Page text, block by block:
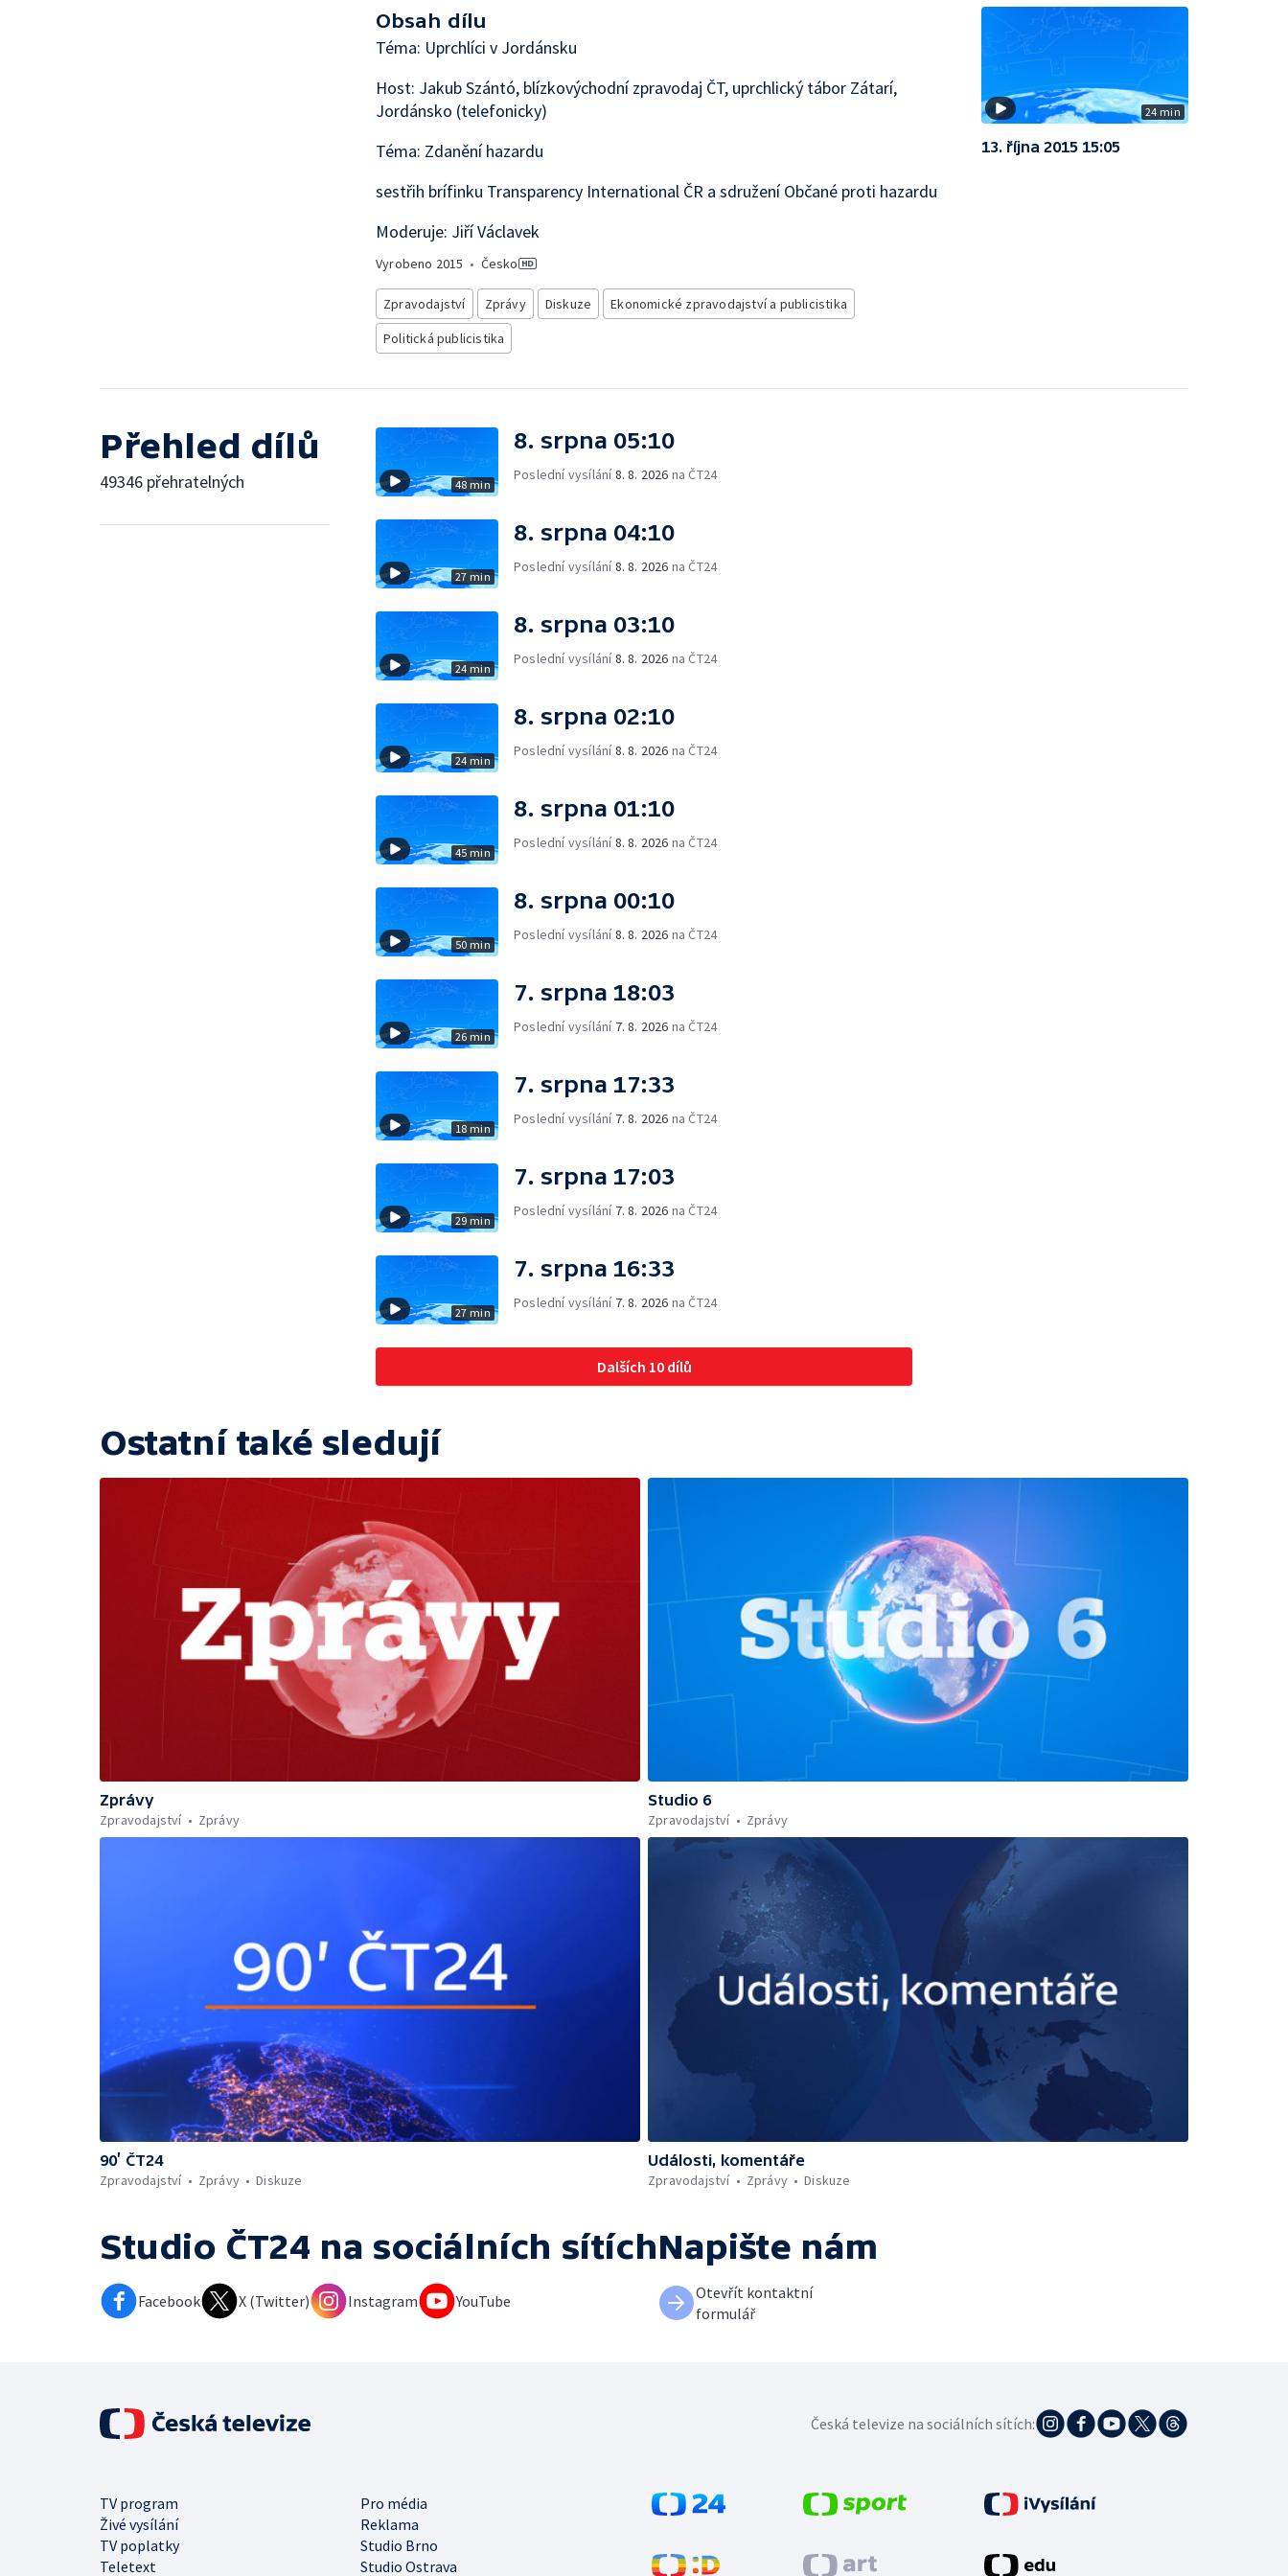
Obsah dílu
Téma: Uprchlíci v Jordánsku
Host: Jakub Szántó, blízkovýchodní zpravodaj ČT, uprchlický tábor Zátarí,
Jordánsko (telefonicky)
Téma: Zdanění hazardu
sestřih brífinku Transparency International ČR a sdružení Občané proti hazardu
Moderuje: Jiří Václavek
Vyrobeno 2015 • Česko
Zpravodajství Zprávy Diskuze
Ekonomické zpravodajství a publicistika
Politická publicistika
24 min
13. října 2015 15:05
Přehled dílů
49346 přehratelných 48 min
8. srpna 05:10
Poslední vysílání8. 8. 2026 na ČT24
27 min
8. srpna 04:10
Poslední vysílání8. 8. 2026 na ČT24
24 min
8. srpna 03:10
Poslední vysílání8. 8. 2026 na ČT24
24 min
8. srpna 02:10
Poslední vysílání8. 8. 2026 na ČT24
45 min
8. srpna 01:10
Poslední vysílání8. 8. 2026 na ČT24
50 min
8. srpna 00:10
Poslední vysílání8. 8. 2026 na ČT24
26 min
7. srpna 18:03
Poslední vysílání 7. 8. 2026 na ČT24
18 min
7. srpna 17:33
Poslední vysílání 7. 8. 2026 na ČT24
29 min
7. srpna 17:03
Poslední vysílání 7. 8. 2026 na ČT24
27 min
7. srpna 16:33
Poslední vysílání 7. 8. 2026 na ČT24
Dalších 10 dílů
Ostatní také sledují
Zprávy
Zpravodajství
Zprávy
Studio 6
Zpravodajství
Zprávy
90’ ČT24
Zpravodajství
Zprávy Diskuze
Události, komentáře
Zpravodajství
Zprávy Diskuze
Studio ČT24 na sociálních sítích
Facebook X (Twitter) Instagram YouTube
Napište nám
Otevřít kontaktní
formulář
TV program
Pro média
Živé vysílání
Reklama
TV poplatky
Studio Brno
Teletext
Studio Ostrava
Česká televize na sociálních sítích: